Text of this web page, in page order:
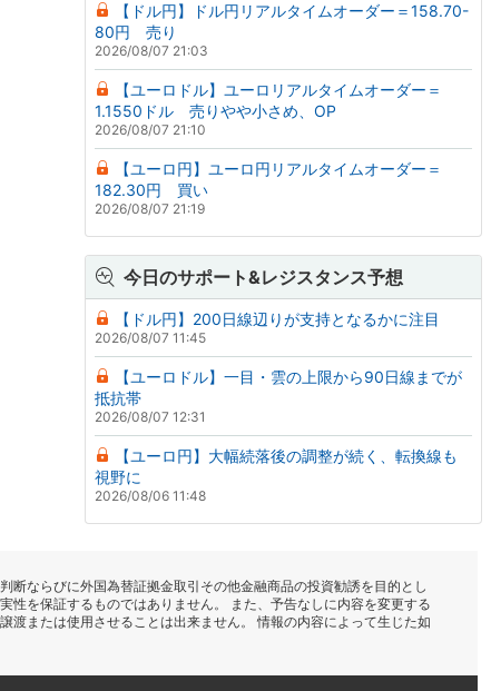
【ドル円】ドル円リアルタイムオーダー＝158.70-
80円 売り
2026/08/07 21:03
【ユーロドル】ユーロリアルタイムオーダー＝
1.1550ドル 売りやや小さめ、OP
2026/08/07 21:10
【ユーロ円】ユーロ円リアルタイムオーダー＝
182.30円 買い
2026/08/07 21:19
今日のサポート&レジスタンス予想
【ドル円】200日線辺りが支持となるかに注目
2026/08/07 11:45
【ユーロドル】一目・雲の上限から90日線までが
抵抗帯
2026/08/07 12:31
【ユーロ円】大幅続落後の調整が続く、転換線も
視野に
2026/08/06 11:48
ならびに外国為替証拠金取引その他金融商品の投資勧誘を目的とし
を保証するものではありません。 また、予告なしに内容を変更する
渡または使用させることは出来ません。 情報の内容によって生じた如